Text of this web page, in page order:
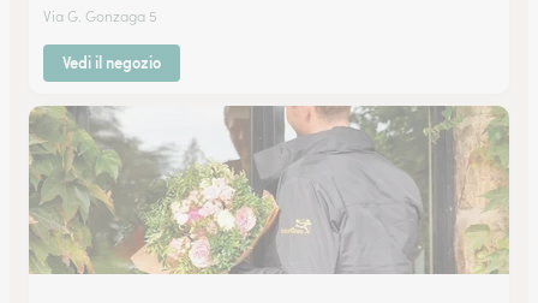
Via G. Gonzaga 5
Vedi il negozio